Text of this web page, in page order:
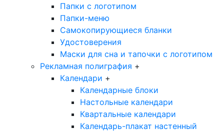
Папки с логотипом
Папки-меню
Самокопирующиеся бланки
Удостоверения
Маски для сна и тапочки с логотипом
Рекламная полиграфия +
Календари +
Календарные блоки
Настольные календари
Квартальные календари
Календарь-плакат настенный